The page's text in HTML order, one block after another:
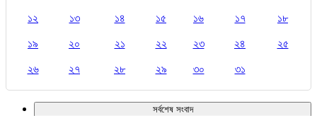
১২ ১৩ ১৪ ১৫ ১৬ ১৭ ১৮
১৯ ২০ ২১ ২২ ২৩ ২৪ ২৫
২৬ ২৭ ২৮ ২৯ ৩০ ৩১
সর্বশেষ সংবাদ